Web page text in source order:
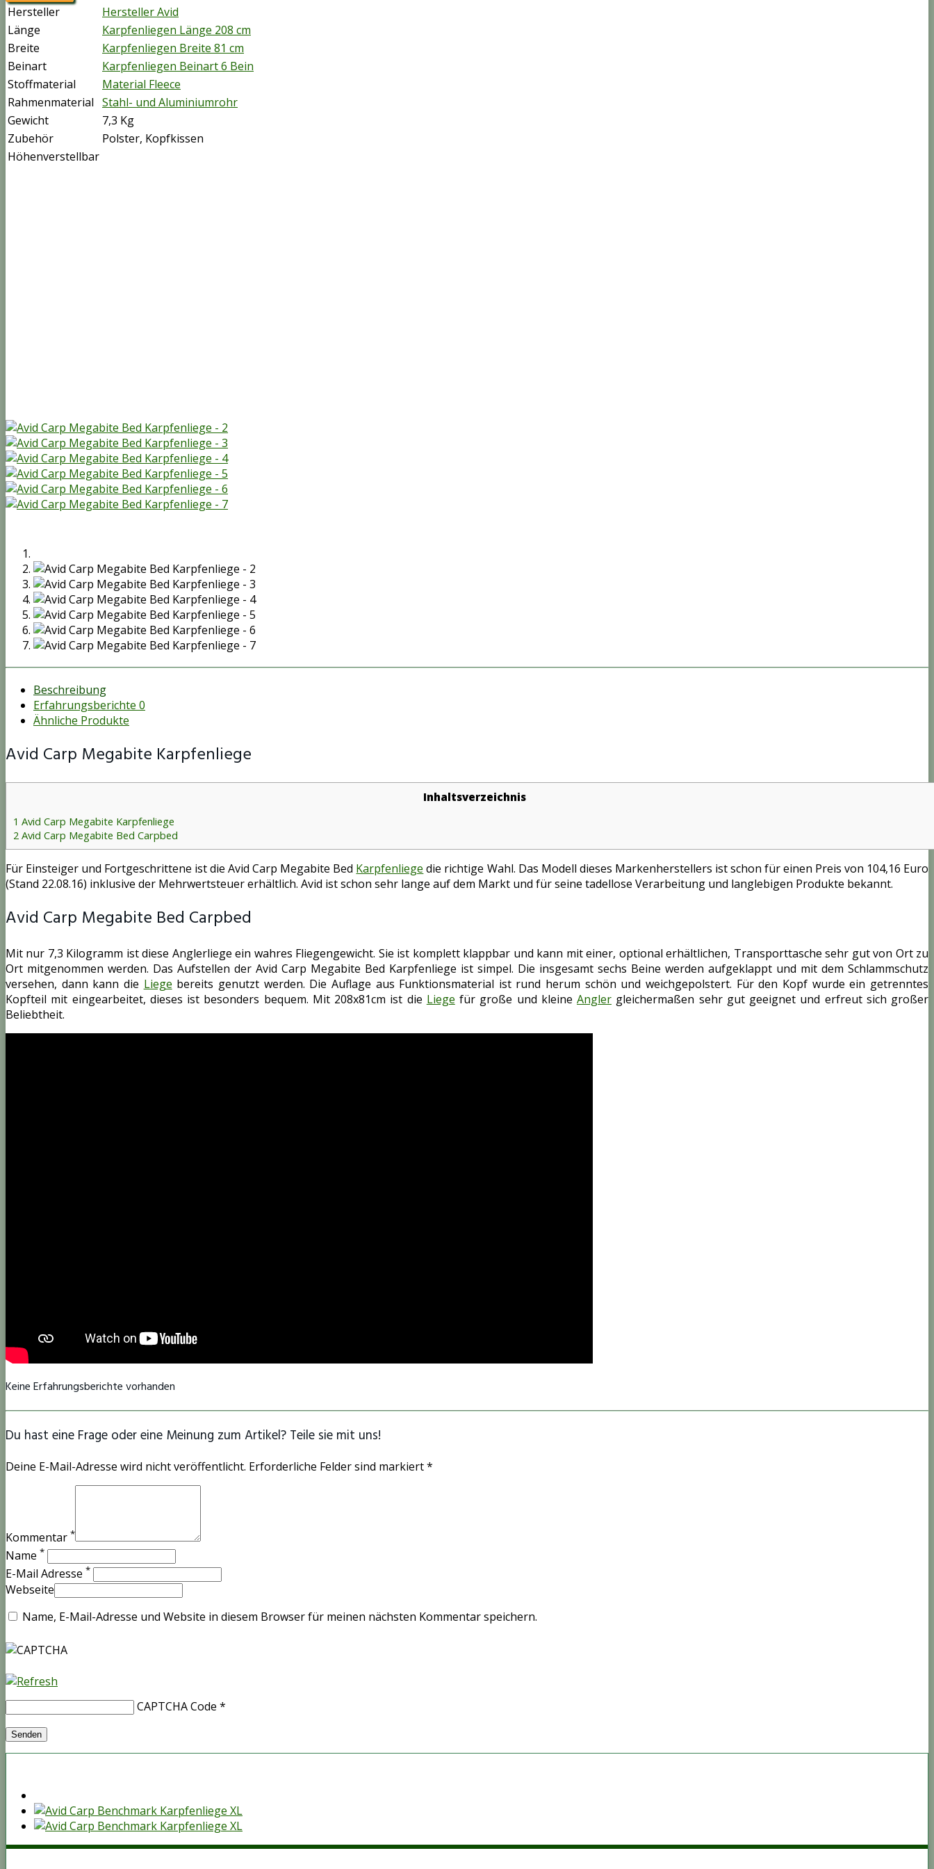
Hersteller
Hersteller Avid
Länge
Karpfenliegen Länge 208 cm
Breite
Karpfenliegen Breite 81 cm
Beinart
Karpfenliegen Beinart 6 Bein
Stoffmaterial
Material Fleece
Rahmenmaterial Stahl- und Aluminiumrohr
Gewicht
7,3 Kg
Zubehör
Polster, Kopfkissen
Höhenverstellbar
Beschreibung
Erfahrungsberichte 0
Ähnliche Produkte
Avid Carp Megabite Karpfenliege
Inhaltsverzeichnis
1 Avid Carp Megabite Karpfenliege
2 Avid Carp Megabite Bed Carpbed
Für Einsteiger und Fortgeschrittene ist die Avid Carp Megabite Bed Karpfenliege die richtige Wahl. Das Modell dieses Markenherstellers ist schon für einen Preis von 104,16 Euro
(Stand 22.08.16) inklusive der Mehrwertsteuer erhältlich. Avid ist schon sehr lange auf dem Markt und für seine tadellose Verarbeitung und langlebigen Produkte bekannt.
Avid Carp Megabite Bed Carpbed
Mit nur 7,3 Kilogramm ist diese Anglerliege ein wahres Fliegengewicht. Sie ist komplett klappbar und kann mit einer, optional erhältlichen, Transporttasche sehr gut von Ort zu
Ort mitgenommen werden. Das Aufstellen der Avid Carp Megabite Bed Karpfenliege ist simpel. Die insgesamt sechs Beine werden aufgeklappt und mit dem Schlammschutz
versehen, dann kann die Liege bereits genutzt werden. Die Auflage aus Funktionsmaterial ist rund herum schön und weichgepolstert. Für den Kopf wurde ein getrenntes
Kopfteil mit eingearbeitet, dieses ist besonders bequem. Mit 208x81cm ist die Liege für große und kleine Angler gleichermaßen sehr gut geeignet und erfreut sich großer
Beliebtheit.
Keine Erfahrungsberichte vorhanden
Du hast eine Frage oder eine Meinung zum Artikel? Teile sie mit uns!
Deine E-Mail-Adresse wird nicht veröffentlicht. Erforderliche Felder sind markiert *
Kommentar *
Name *
E-Mail Adresse *
Webseite
Name, E-Mail-Adresse und Website in diesem Browser für meinen nächsten Kommentar speichern.
CAPTCHA Code *